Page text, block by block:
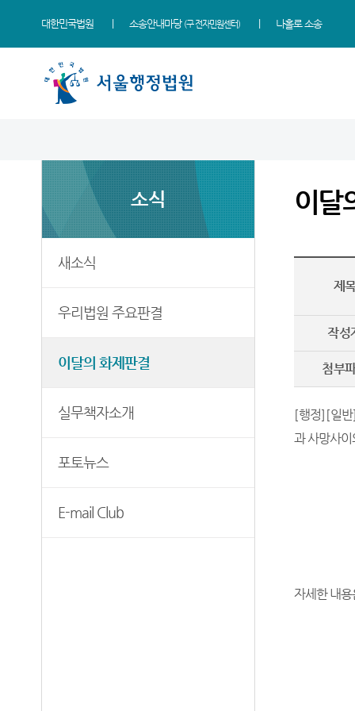
대한민국법원 소송안내마당 (구 전자민원센터) 나홀로 소송
조직 및 전화번호
청사배치
보안검색
우리법원 주요판결
이달의 화제판결
E-mail Club
법률상담안내
자주묻는질문
재판기록열람복사예약
판결서사본 제공신청
판결서 인터넷열람
부조리 신고센터
법원견학
소식
새소식
우리법원 주요판결
이달의 화제판결
실무책자소개
포토뉴스
E-mail Club
이달
제
작성
첨부
[행정] [일반]
과 사망사이
자세한 내